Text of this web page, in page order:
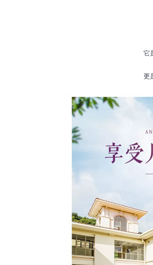
它
更